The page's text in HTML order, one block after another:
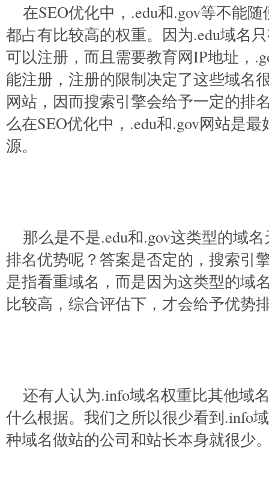
在SEO优化中，.edu和.gov等不能
都占有比较高的权重。因为.edu域名
可以注册，而且需要教育网IP地址，
能注册，注册的限制决定了这些域名
网站，因而搜索引擎会给予一定的排
么在SEO优化中，.edu和.gov网站是
源。
那么是不是.edu和.gov这类型的域
排名优势呢？答案是否定的，搜索引
是指看重域名，而是因为这类型的域
比较高，综合评估下，才会给予优势
还有人认为.info域名权重比其他域
什么根据。我们之所以很少看到.info
种域名做站的公司和站长本身就很少